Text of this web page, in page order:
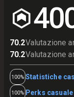
70.2Valutazione
70.2Valutazione
100% Statistiche
100% Perks casuale